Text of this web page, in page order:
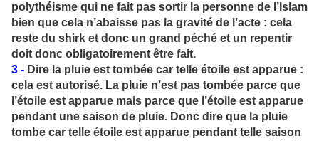
polythéisme qui ne fait pas sortir la personne de l’Islam
bien que cela n’abaisse pas la gravité de l’acte : cela
reste du shirk et donc un grand péché et un repentir
doit donc obligatoirement être fait.
3 - Dire la pluie est tombée car telle étoile est apparue :
cela est autorisé. La pluie n’est pas tombée parce que
l’étoile est apparue mais parce que l’étoile est apparue
pendant une saison de pluie. Donc dire que la pluie
tombe car telle étoile est apparue pendant telle saison